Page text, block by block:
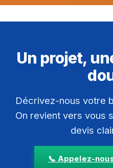
Un projet,
Décrivez-nous votre
On revient vers vous
devis
📞 Appelez-